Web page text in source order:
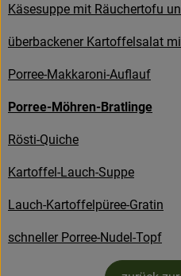
Über den Tag
TrinkBar
So geht’s
Über uns
Käsesuppe mit Räuchertofu
überbackener Kartoffelsalat
Porree-Makkaroni-Auflauf
Porree-Möhren-Bratlinge
Rösti-Quiche
Kartoffel-Lauch-Suppe
Lauch-Kartoffelpüree-Gratin
schneller Porree-Nudel-Topf